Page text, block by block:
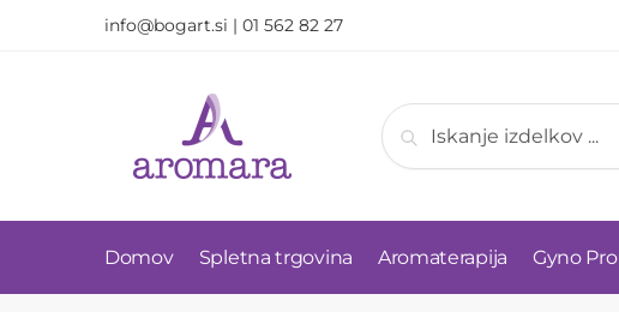
info@bogart.si | 01 562 82 27
Išči:
Iskanje
Domov Spletna trgovina Aromaterapija Gyno Pro